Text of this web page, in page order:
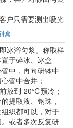
户只需要测出吸光
冰浴匀浆。称取样
于碎冰、冰盒
中，再向研钵中
管中合并；
放到-20℃预冷；
提取液、钢珠，
织都可以，对于
或者多次反复研
盒